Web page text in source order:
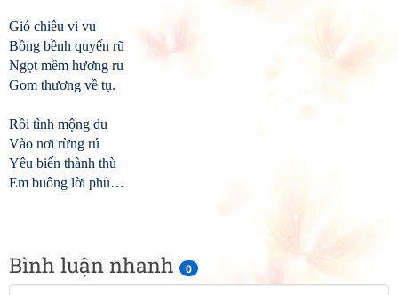
Bình luận nhanh 0
Gió chiều vi vu
Bồng bềnh quyến rũ
Ngọt mềm hương ru
Gom thương về tụ.
Rồi tình mộng du
Vào nơi rừng rú
Yêu biến thành thù
Em buông lời phủ…